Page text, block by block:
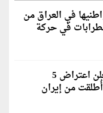
في العراق من
في حركة
الجيش الأردني يعلن اعتراض 5
من إيران